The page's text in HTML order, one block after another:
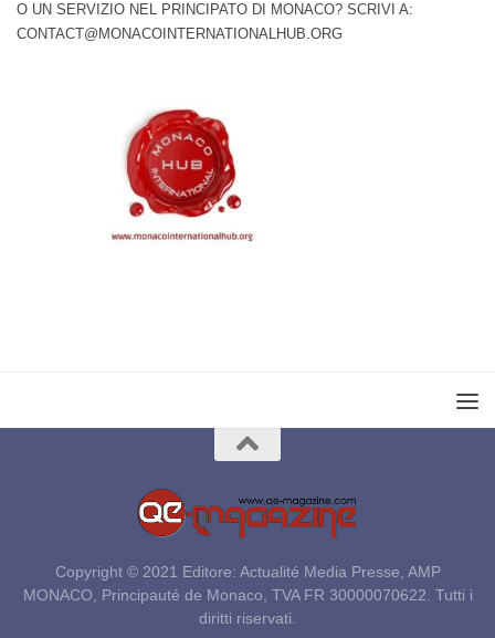
O UN SERVIZIO NEL PRINCIPATO DI MONACO? SCRIVI A:
CONTACT@MONACOINTERNATIONALHUB.ORG
Copyright © 2021 Editore: Actualité Media Presse, AMP
MONACO, Principauté de Monaco, TVA FR 30000070622. Tutti i
diritti riservati.